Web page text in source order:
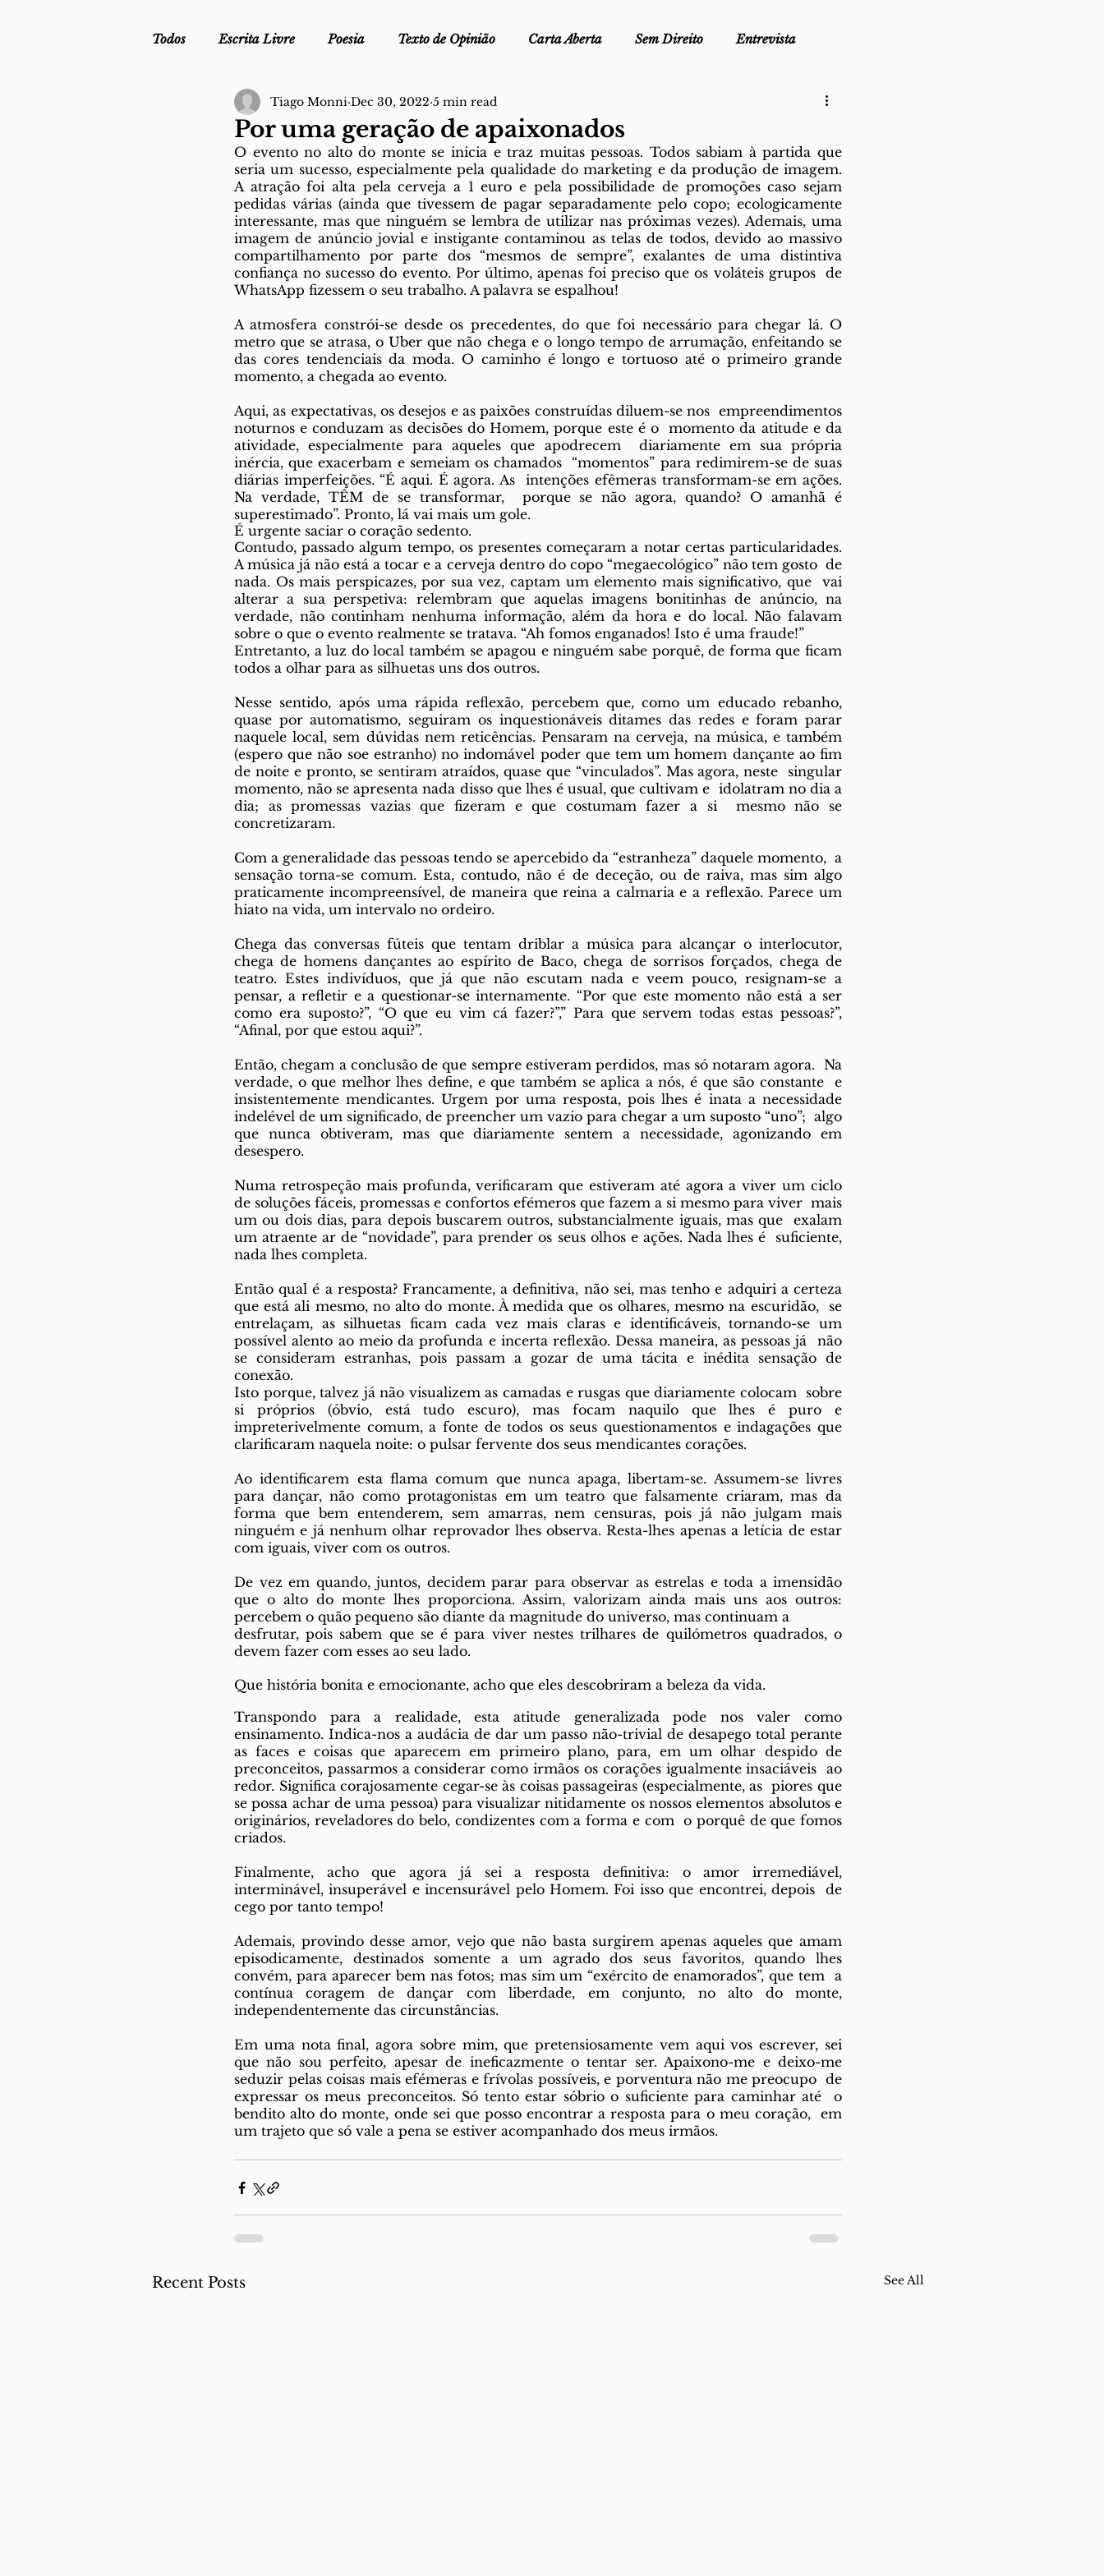
Todos Escrita Livre Poesia Texto de Opinião Carta Aberta Sem Direito Entrevista
Mergulho Profilático - Podcast Ofélia - Clube de Leitura Lembro-me que...
Mais Uma da Nova Escola da Lei Trocado por miúdos Dicionário Fora do Cartaz Direito ao Ponto
Sob Segredo de Justiça
Por uma geração de apaixonados
Tiago Monni Dec 30, 2022 5 min read
O evento no alto do monte se inicia e traz muitas pessoas. Todos sabiam à partida que
seria um sucesso, especialmente pela qualidade do marketing e da produção de imagem.
A atração foi alta pela cerveja a 1 euro e pela possibilidade de promoções caso sejam
pedidas várias (ainda que tivessem de pagar separadamente pelo copo; ecologicamente
interessante, mas que ninguém se lembra de utilizar nas próximas vezes). Ademais, uma
imagem de anúncio jovial e instigante contaminou as telas de todos, devido ao massivo
compartilhamento por parte dos “mesmos de sempre”, exalantes de uma distintiva
confiança no sucesso do evento. Por último, apenas foi preciso que os voláteis grupos  de
WhatsApp fizessem o seu trabalho. A palavra se espalhou!
A atmosfera constrói-se desde os precedentes, do que foi necessário para chegar lá. O
metro que se atrasa, o Uber que não chega e o longo tempo de arrumação, enfeitando se
das cores tendenciais da moda. O caminho é longo e tortuoso até o primeiro grande
momento, a chegada ao evento.
Aqui, as expectativas, os desejos e as paixões construídas diluem-se nos  empreendimentos
noturnos e conduzam as decisões do Homem, porque este é o  momento da atitude e da
atividade, especialmente para aqueles que apodrecem  diariamente em sua própria
inércia, que exacerbam e semeiam os chamados  “momentos” para redimirem-se de suas
diárias imperfeições. “É aqui. É agora. As  intenções efêmeras transformam-se em ações.
Na verdade, TÊM de se transformar,  porque se não agora, quando? O amanhã é
superestimado”. Pronto, lá vai mais um gole.
É urgente saciar o coração sedento.
Contudo, passado algum tempo, os presentes começaram a notar certas particularidades.
A música já não está a tocar e a cerveja dentro do copo “megaecológico” não tem gosto  de
nada. Os mais perspicazes, por sua vez, captam um elemento mais significativo, que  vai
alterar a sua perspetiva: relembram que aquelas imagens bonitinhas de anúncio, na
verdade, não continham nenhuma informação, além da hora e do local. Não falavam
sobre o que o evento realmente se tratava. “Ah fomos enganados! Isto é uma fraude!”
Entretanto, a luz do local também se apagou e ninguém sabe porquê, de forma que ficam
todos a olhar para as silhuetas uns dos outros.
Nesse sentido, após uma rápida reflexão, percebem que, como um educado rebanho,
quase por automatismo, seguiram os inquestionáveis ditames das redes e foram parar
naquele local, sem dúvidas nem reticências. Pensaram na cerveja, na música, e também
(espero que não soe estranho) no indomável poder que tem um homem dançante ao fim
de noite e pronto, se sentiram atraídos, quase que “vinculados”. Mas agora, neste  singular
momento, não se apresenta nada disso que lhes é usual, que cultivam e  idolatram no dia a
dia; as promessas vazias que fizeram e que costumam fazer a si  mesmo não se
concretizaram.
Com a generalidade das pessoas tendo se apercebido da “estranheza” daquele momento,  a
sensação torna-se comum. Esta, contudo, não é de deceção, ou de raiva, mas sim algo
praticamente incompreensível, de maneira que reina a calmaria e a reflexão. Parece um
hiato na vida, um intervalo no ordeiro.
Chega das conversas fúteis que tentam driblar a música para alcançar o interlocutor,
chega de homens dançantes ao espírito de Baco, chega de sorrisos forçados, chega de
teatro. Estes indivíduos, que já que não escutam nada e veem pouco, resignam-se a
pensar, a refletir e a questionar-se internamente. “Por que este momento não está a ser
como era suposto?”, “O que eu vim cá fazer?”,” Para que servem todas estas pessoas?”,
“Afinal, por que estou aqui?”.
Então, chegam a conclusão de que sempre estiveram perdidos, mas só notaram agora.  Na
verdade, o que melhor lhes define, e que também se aplica a nós, é que são constante  e
insistentemente mendicantes. Urgem por uma resposta, pois lhes é inata a necessidade
indelével de um significado, de preencher um vazio para chegar a um suposto “uno”;  algo
que nunca obtiveram, mas que diariamente sentem a necessidade, agonizando em
desespero.
Numa retrospeção mais profunda, verificaram que estiveram até agora a viver um ciclo
de soluções fáceis, promessas e confortos efémeros que fazem a si mesmo para viver  mais
um ou dois dias, para depois buscarem outros, substancialmente iguais, mas que  exalam
um atraente ar de “novidade”, para prender os seus olhos e ações. Nada lhes é  suficiente,
nada lhes completa.
Então qual é a resposta? Francamente, a definitiva, não sei, mas tenho e adquiri a certeza
que está ali mesmo, no alto do monte. À medida que os olhares, mesmo na escuridão,  se
entrelaçam, as silhuetas ficam cada vez mais claras e identificáveis, tornando-se um
possível alento ao meio da profunda e incerta reflexão. Dessa maneira, as pessoas já  não
se consideram estranhas, pois passam a gozar de uma tácita e inédita sensação de
conexão.
Isto porque, talvez já não visualizem as camadas e rusgas que diariamente colocam  sobre
si próprios (óbvio, está tudo escuro), mas focam naquilo que lhes é puro e
impreterivelmente comum, a fonte de todos os seus questionamentos e indagações que
clarificaram naquela noite: o pulsar fervente dos seus mendicantes corações.
Ao identificarem esta flama comum que nunca apaga, libertam-se. Assumem-se livres
para dançar, não como protagonistas em um teatro que falsamente criaram, mas da
forma que bem entenderem, sem amarras, nem censuras, pois já não julgam mais
ninguém e já nenhum olhar reprovador lhes observa. Resta-lhes apenas a letícia de estar
com iguais, viver com os outros.
De vez em quando, juntos, decidem parar para observar as estrelas e toda a imensidão
que o alto do monte lhes proporciona. Assim, valorizam ainda mais uns aos outros:
percebem o quão pequeno são diante da magnitude do universo, mas continuam a
desfrutar, pois sabem que se é para viver nestes trilhares de quilómetros quadrados, o
devem fazer com esses ao seu lado.
Que história bonita e emocionante, acho que eles descobriram a beleza da vida.
Transpondo para a realidade, esta atitude generalizada pode nos valer como
ensinamento. Indica-nos a audácia de dar um passo não-trivial de desapego total perante
as faces e coisas que aparecem em primeiro plano, para, em um olhar despido de
preconceitos, passarmos a considerar como irmãos os corações igualmente insaciáveis  ao
redor. Significa corajosamente cegar-se às coisas passageiras (especialmente, as  piores que
se possa achar de uma pessoa) para visualizar nitidamente os nossos elementos absolutos e
originários, reveladores do belo, condizentes com a forma e com  o porquê de que fomos
criados.
Finalmente, acho que agora já sei a resposta definitiva: o amor irremediável,
interminável, insuperável e incensurável pelo Homem. Foi isso que encontrei, depois  de
cego por tanto tempo!
Ademais, provindo desse amor, vejo que não basta surgirem apenas aqueles que amam
episodicamente, destinados somente a um agrado dos seus favoritos, quando lhes
convém, para aparecer bem nas fotos; mas sim um “exército de enamorados”, que tem  a
contínua coragem de dançar com liberdade, em conjunto, no alto do monte,
independentemente das circunstâncias.
Em uma nota final, agora sobre mim, que pretensiosamente vem aqui vos escrever, sei
que não sou perfeito, apesar de ineficazmente o tentar ser. Apaixono-me e deixo-me
seduzir pelas coisas mais efémeras e frívolas possíveis, e porventura não me preocupo  de
expressar os meus preconceitos. Só tento estar sóbrio o suficiente para caminhar até  o
bendito alto do monte, onde sei que posso encontrar a resposta para o meu coração,  em
um trajeto que só vale a pena se estiver acompanhado dos meus irmãos.
Recent Posts See All